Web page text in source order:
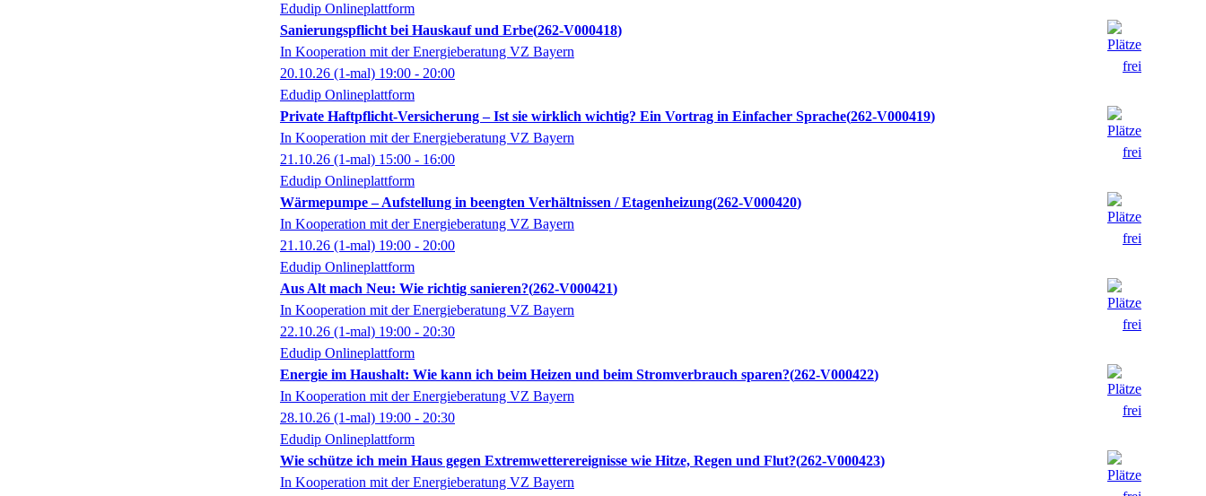
Edudip Onlineplattform
Sanierungspflicht bei Hauskauf und Erbe 262-V000418
In Kooperation mit der Energieberatung VZ Bayern
20.10.26 (1-mal) 19:00 - 20:00
Edudip Onlineplattform
Private Haftpflicht-Versicherung – Ist sie wirklich wichtig? Ein Vortrag in Einfacher Sprache 262-V000419
In Kooperation mit der Energieberatung VZ Bayern
21.10.26 (1-mal) 15:00 - 16:00
Edudip Onlineplattform
Wärmepumpe – Aufstellung in beengten Verhältnissen / Etagenheizung 262-V000420
In Kooperation mit der Energieberatung VZ Bayern
21.10.26 (1-mal) 19:00 - 20:00
Edudip Onlineplattform
Aus Alt mach Neu: Wie richtig sanieren? 262-V000421
In Kooperation mit der Energieberatung VZ Bayern
22.10.26 (1-mal) 19:00 - 20:30
Edudip Onlineplattform
Energie im Haushalt: Wie kann ich beim Heizen und beim Stromverbrauch sparen? 262-V000422
In Kooperation mit der Energieberatung VZ Bayern
28.10.26 (1-mal) 19:00 - 20:30
Edudip Onlineplattform
Wie schütze ich mein Haus gegen Extremwetterereignisse wie Hitze, Regen und Flut? 262-V000423
In Kooperation mit der Energieberatung VZ Bayern